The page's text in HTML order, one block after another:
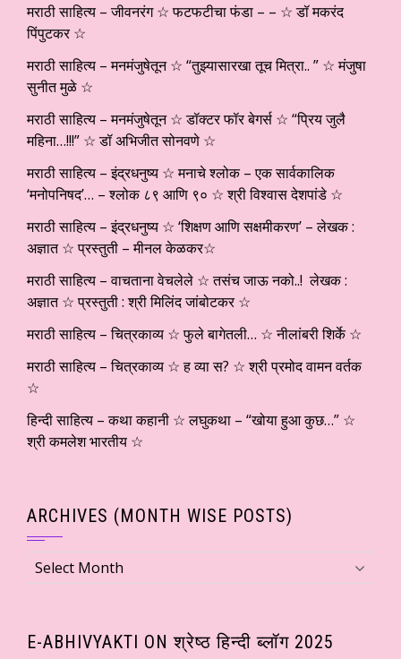
मराठी साहित्य – जीवनरंग ☆ फटफटीचा फंडा – – ☆ डॉ मकरंद
पिंपुटकर ☆
मराठी साहित्य – मनमंजुषेतून ☆ “तुझ्यासारखा तूच मित्रा.. ” ☆ मंजुषा
सुनीत मुळे ☆
मराठी साहित्य – मनमंजुषेतून ☆ डॉक्टर फॉर बेगर्स ☆ “प्रिय जुलै
महिना…!!!” ☆ डॉ अभिजीत सोनवणे ☆
मराठी साहित्य – इंद्रधनुष्य ☆ मनाचे श्लोक – एक सार्वकालिक
‘मनोपनिषद’… – श्लोक ८९ आणि ९० ☆ श्री विश्वास देशपांडे ☆
मराठी साहित्य – इंद्रधनुष्य ☆ ‘शिक्षण आणि सक्षमीकरण’ – लेखक :
अज्ञात ☆ प्रस्तुती – मीनल केळकर☆
मराठी साहित्य – वाचताना वेचलेले ☆ तसंच जाऊ नको..! लेखक :
अज्ञात ☆ प्रस्तुती : श्री मिलिंद जांबोटकर ☆
मराठी साहित्य – चित्रकाव्य ☆ फुले बागेतली… ☆ नीलांबरी शिर्के ☆
मराठी साहित्य – चित्रकाव्य ☆ ह व्या स? ☆ श्री प्रमोद वामन वर्तक
☆
हिन्दी साहित्य – कथा कहानी ☆ लघुकथा – “खोया हुआ कुछ…” ☆
श्री कमलेश भारतीय ☆
ARCHIVES (MONTH WISE POSTS)
Archives
(Month
E-ABHIVYAKTI ON श्रेष्ठ हिन्दी ब्लॉग 2025